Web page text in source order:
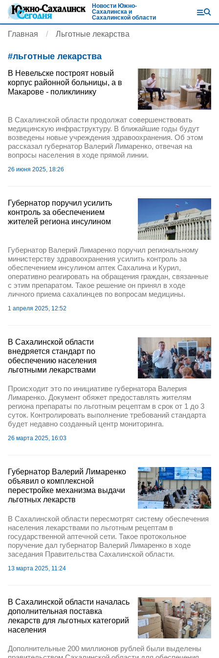
Новости Южно-
Сахалинска и
Сахалинской области
Главная Льготные лекарства
#льготные лекарства
В Невельске построят новый
корпус районной больницы, а в
Макарове - поликлинику
В Сахалинской области продолжат совершенствовать
медицинскую инфраструктуру. В ближайшие годы будут
возведены новые учреждения здравоохранения. Об этом
рассказал губернатор Валерий Лимаренко, отвечая на
вопросы населения в ходе прямой линии.
26 июня 2025, 18:26
Губернатор поручил усилить
контроль за обеспечением
жителей региона инсулином
Губернатор Валерий Лимаренко поручил региональному
министерству здравоохранения усилить контроль за
обеспечением инсулином аптек Сахалина и Курил,
оперативно реагировать на обращения граждан, связанные
с этим препаратом. Такое решение он принял в ходе
личного приема сахалинцев по вопросам медицины.
1 апреля 2025, 12:52
В Сахалинской области
внедряется стандарт по
обеспечению населения
льготными лекарствами
Происходит это по инициативе губернатора Валерия
Лимаренко. Документ обяжет предоставлять жителям
региона препараты по льготным рецептам в срок от 1 до 3
суток. Контролировать выполнение требований стандарта
будет недавно созданный центр мониторинга.
26 марта 2025, 16:03
Губернатор Валерий Лимаренко
объявил о комплексной
перестройке механизма выдачи
льготных лекарств
В Сахалинской области пересмотрят систему обеспечения
населения лекарствами по льготным рецептам в
государственной аптечной сети. Такое протокольное
поручение дал губернатор Валерий Лимаренко в ходе
заседания Правительства Сахалинской области.
13 марта 2025, 11:24
В Сахалинской области началась
дополнительная поставка
лекарств для льготных категорий
населения
Дополнительные 200 миллионов рублей были выделены